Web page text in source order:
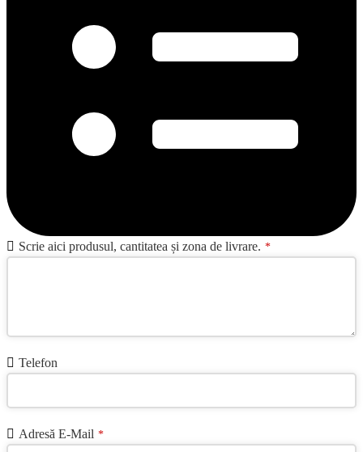
Scrie aici produsul, cantitatea și zona de livrare. *
Telefon
Adresă E-Mail *